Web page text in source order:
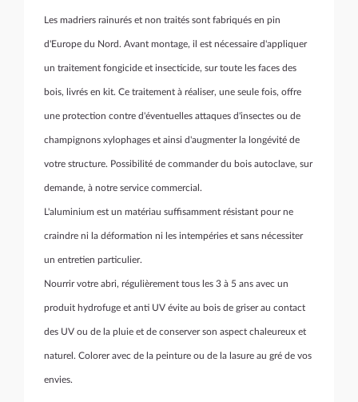
Les madriers rainurés et non traités sont fabriqués en pin
d'Europe du Nord. Avant montage, il est nécessaire d'appliquer
un traitement fongicide et insecticide, sur toute les faces des
bois, livrés en kit. Ce traitement à réaliser, une seule fois, offre
une protection contre d'éventuelles attaques d'insectes ou de
champignons xylophages et ainsi d'augmenter la longévité de
votre structure. Possibilité de commander du bois autoclave, sur
demande, à notre service commercial.
L'aluminium est un matériau suffisamment résistant pour ne
craindre ni la déformation ni les intempéries et sans nécessiter
un entretien particulier.
Nourrir votre abri, régulièrement tous les 3 à 5 ans avec un
produit hydrofuge et anti UV évite au bois de griser au contact
des UV ou de la pluie et de conserver son aspect chaleureux et
naturel. Colorer avec de la peinture ou de la lasure au gré de vos
envies.